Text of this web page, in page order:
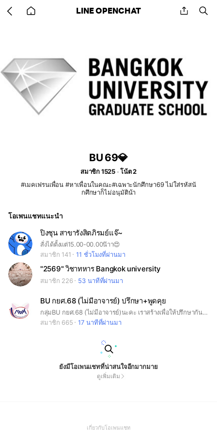
back LINE OPENCHAT share
BU 69💎
สมาชิก 1525
โน้ต 2
#เมคเฟรนเพื่อน #หาเพื่อนในคณะ#เฉพาะนักศึกษา69 ไม่ใส่รหัสนั
กศึกษาก็ไม่อนุมัติน้า
โอเพนแชทแนะนำ
ปิงชุน สาขารังสิตภิรมย์แจ๊~
สั่งได้ตั้งแต่15.00-00.00น๊าา😍
สมาชิก 141
11 ชั่วโมงที่ผ่านมา
"2569" วิชาทหาร Bangkok university
สมาชิก 226 53 นาทีที่ผ่านมา
BU กยศ.68 (ไม่มีอาจารย์) ปรึกษา+พูดคุย
กลุ่มBU กยศ.68 (ไม่มีอาจารย์)นะคะ เราสร้างเพื่อให้ปรึกษากันพูดคุยแนะนำเกี่ยวกับกยศ.กัน เราสร้างเพราะว่าหลังจากกลุ่มใหญ่ยุบแล้วไม่อยากรู้สึกโดดเดี่ยวเกินไปสามารถปรึกษากันได้
สมาชิก 665
17 นาทีที่ผ่านมา
ยังมีโอเพนแชทที่น่าสนใจอีกมากมาย
ดูเพิ่มเติม
เกี่ยวกับโอเพนแชท(Open